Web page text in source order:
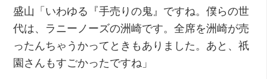
盛山「いわゆる『手売りの鬼』ですね。僕らの世
代は、ラニーノーズの洲崎です。全席を洲崎が売
ったんちゃうかってときもありました。あと、祇
園さんもすごかったですね」